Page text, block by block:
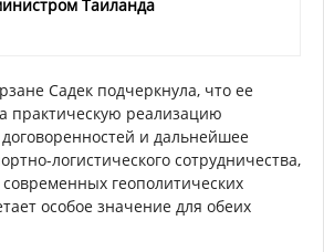
Таиланда
Садек подчеркнула, что ее
практическую реализацию
и дальнейшее
логистического сотрудничества,
современных геополитических
особое значение для обеих